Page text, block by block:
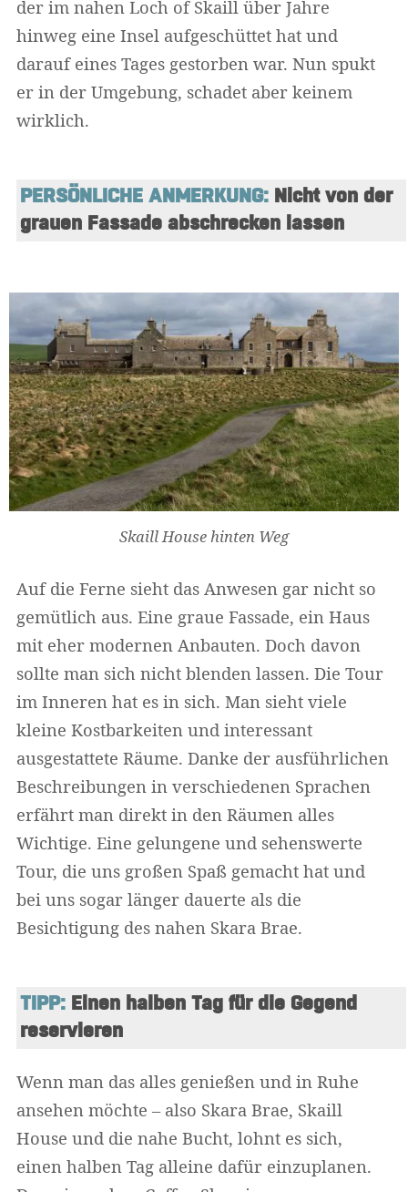
der im nahen Loch of Skaill über Jahre
hinweg eine Insel aufgeschüttet hat und
darauf eines Tages gestorben war. Nun spukt
er in der Umgebung, schadet aber keinem
wirklich.
PERSÖNLICHE ANMERKUNG: Nicht von der
grauen Fassade abschrecken lassen
Skaill House hinten Weg
Auf die Ferne sieht das Anwesen gar nicht so
gemütlich aus. Eine graue Fassade, ein Haus
mit eher modernen Anbauten. Doch davon
sollte man sich nicht blenden lassen. Die Tour
im Inneren hat es in sich. Man sieht viele
kleine Kostbarkeiten und interessant
ausgestattete Räume. Danke der ausführlichen
Beschreibungen in verschiedenen Sprachen
erfährt man direkt in den Räumen alles
Wichtige. Eine gelungene und sehenswerte
Tour, die uns großen Spaß gemacht hat und
bei uns sogar länger dauerte als die
Besichtigung des nahen Skara Brae.
TIPP: Einen halben Tag für die Gegend
reservieren
Wenn man das alles genießen und in Ruhe
ansehen möchte – also Skara Brae, Skaill
House und die nahe Bucht, lohnt es sich,
einen halben Tag alleine dafür einzuplanen.
Widerruf bestätigen